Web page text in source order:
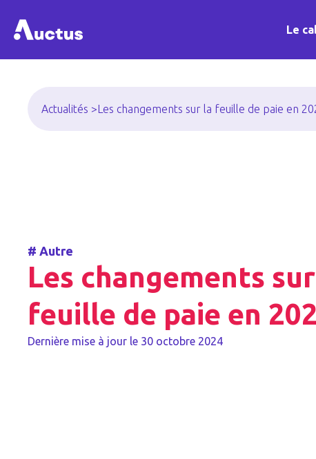
Le
Actualités >Les changements sur la feuille de paie en
# Autre
Les changements
feuille de paie en
Dernière mise à jour le 30 octobre 2024